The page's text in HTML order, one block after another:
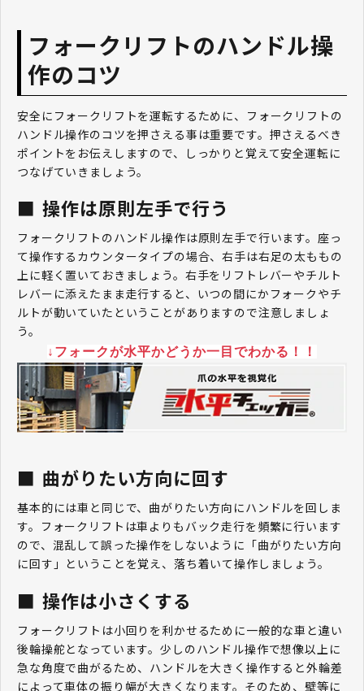
フォークリフトのハンドル操
作のコツ
安全にフォークリフトを運転するために、フォークリフトの
ハンドル操作のコツを押さえる事は重要です。押さえるべき
ポイントをお伝えしますので、しっかりと覚えて安全運転に
つなげていきましょう。
操作は原則左手で行う
フォークリフトのハンドル操作は原則左手で行います。座っ
て操作するカウンタータイプの場合、右手は右足の太ももの
上に軽く置いておきましょう。右手をリフトレバーやチルト
レバーに添えたまま走行すると、いつの間にかフォークやチ
ルトが動いていたということがありますので注意しましょ
う。
↓フォークが水平かどうか一目でわかる！！
曲がりたい方向に回す
基本的には車と同じで、曲がりたい方向にハンドルを回しま
す。フォークリフトは車よりもバック走行を頻繁に行います
ので、混乱して誤った操作をしないように「曲がりたい方向
に回す」ということを覚え、落ち着いて操作しましょう。
操作は小さくする
フォークリフトは小回りを利かせるために一般的な車と違い
後輪操舵となっています。少しのハンドル操作で想像以上に
急な角度で曲がるため、ハンドルを大きく操作すると外輪差
によって車体の振り幅が大きくなります。そのため、壁等に